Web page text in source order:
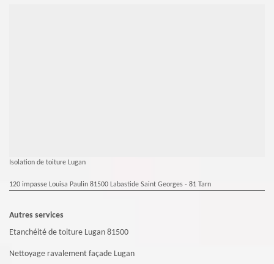
Isolation de toiture Lugan
120 impasse Louisa Paulin 81500 Labastide Saint Georges - 81 Tarn
Autres services
Etanchéité de toiture Lugan 81500
Nettoyage ravalement façade Lugan